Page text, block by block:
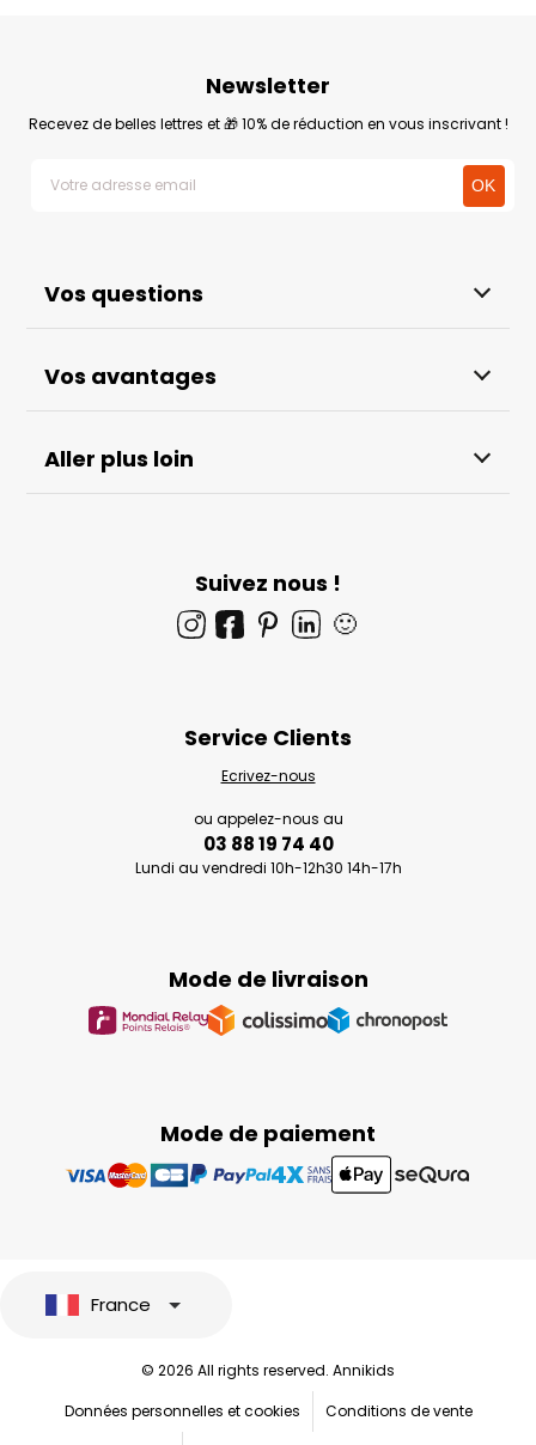
Vos questions
Vos avantages
Aller plus loin
Newsletter
Recevez de belles lettres et 🎁 10% de réduction en vous inscrivant !
Suivez nous !
🙂
Mode de paiement
Mode de livraison
Service Clients
Ecrivez-nous
ou appelez-nous au
03 88 19 74 40
Lundi au vendredi 10h-12h30 14h-17h
France
© 2026 All rights reserved. Annikids
Données personnelles et cookies
Conditions de vente